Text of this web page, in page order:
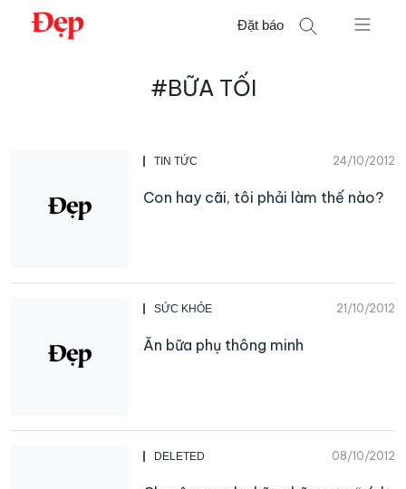
Chuyển
Đặt báo
#BỮA TỐI
TIN TỨC 24/10/2012
Con hay cãi, tôi phải làm thế nào?
SỨC KHỎE 21/10/2012
Ăn bữa phụ thông minh
DELETED 08/10/2012